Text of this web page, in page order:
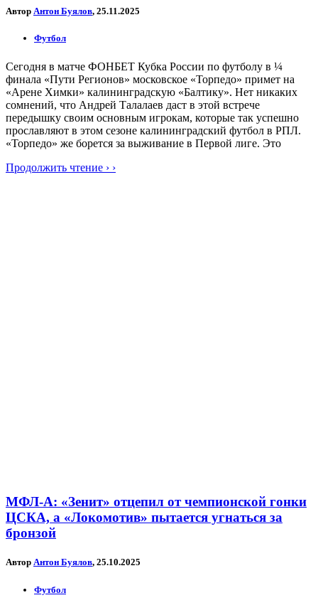
Автор Антон Буялов, 25.11.2025
Футбол
Сегодня в матче ФОНБЕТ Кубка России по футболу в ¼
финала «Пути Регионов» московское «Торпедо» примет на
«Арене Химки» калининградскую «Балтику». Нет никаких
сомнений, что Андрей Талалаев даст в этой встрече
передышку своим основным игрокам, которые так успешно
прославляют в этом сезоне калининградский футбол в РПЛ.
«Торпедо» же борется за выживание в Первой лиге. Это
Продолжить чтение › ›
МФЛ-А: «Зенит» отцепил от чемпионской гонки
ЦСКА, а «Локомотив» пытается угнаться за
бронзой
Автор Антон Буялов, 25.10.2025
Футбол